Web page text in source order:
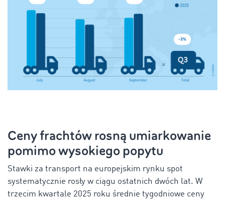
Ceny frachtów rosną umiarkowanie
pomimo wysokiego popytu
Stawki za transport na europejskim rynku spot
systematycznie rosły w ciągu ostatnich dwóch lat. W
trzecim kwartale 2025 roku średnie tygodniowe ceny